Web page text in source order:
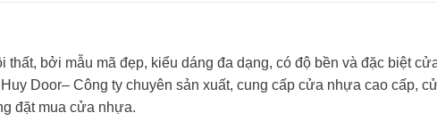
bởi mẫu mã đẹp, kiểu dáng đa dạng, có độ bền và đặc biệt
Door– Công ty chuyên sản xuất, cung cấp cửa nhựa cao cấp,
đặt mua cửa nhựa.